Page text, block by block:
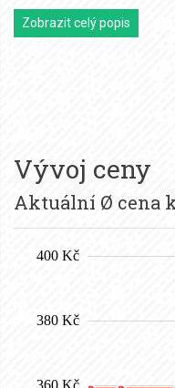
Zobrazit celý popis
Vývoj ceny
Aktuální Ø cena